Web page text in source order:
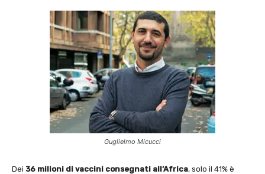
Guglielmo Micucci
Dei 36 milioni di vaccini consegnati all’Africa, solo il 41% è